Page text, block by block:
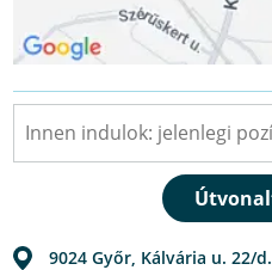
9024 Győr Kálvária u. 22/d.